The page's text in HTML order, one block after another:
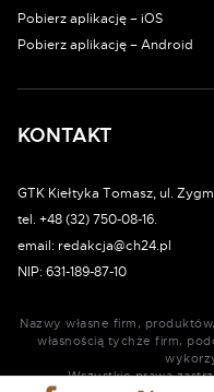
Pobierz aplikację – iOS
Pobierz aplikację – Android
KONTAKT
GTK Kiełtyka Tomasz, ul.
tel. +48 (32) 750-08-16.
email: redakcja@ch24.pl
NIP: 631-189-87-10
Nazwy własne firm,
własnością tychże firm,
Wszystkie prawa